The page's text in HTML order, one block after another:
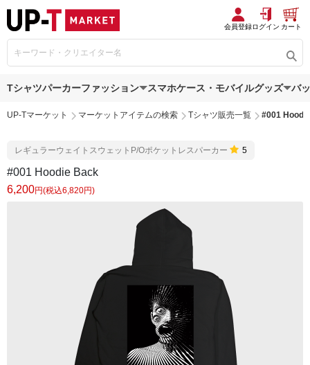
会員登録ログイン カート
Tシャツパーカーファッション スマホケース・モバイルグッズ バ
UP-Tマーケット マーケットアイテムの検索 Tシャツ販売一覧 #001
レギュラーウェイトスウェットP/Oポケットレスパーカー 5
#001 Hoodie Back
6,200円(税込6,820円)